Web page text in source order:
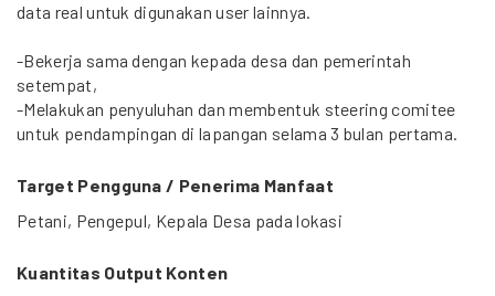
data real untuk digunakan user lainnya.
-Bekerja sama dengan kepada desa dan pemerintah
setempat,
-Melakukan penyuluhan dan membentuk steering comitee
untuk pendampingan di lapangan selama 3 bulan pertama.
Target Pengguna / Penerima Manfaat
Petani, Pengepul, Kepala Desa pada lokasi
Kuantitas Output Konten